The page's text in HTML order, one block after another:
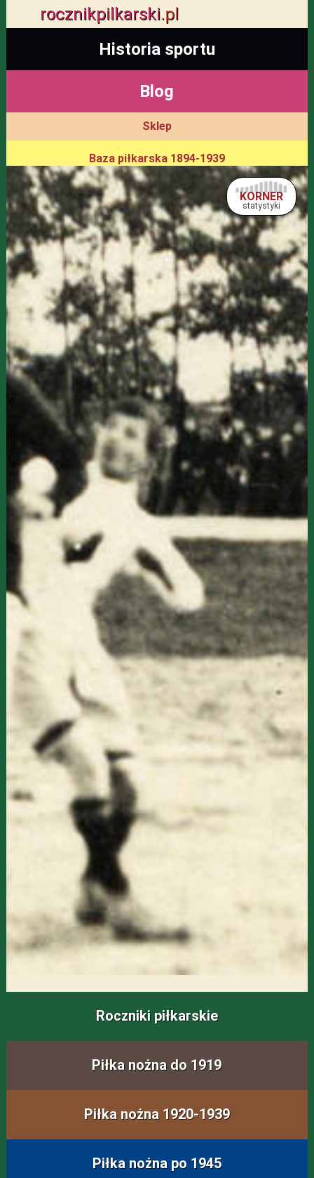
rocznikpilkarski.pl
Historia sportu
Blog
Sklep
Baza piłkarska 1894-1939
KORNER
statystyki
Roczniki piłkarskie
Piłka nożna do 1919
Piłka nożna 1920-1939
Piłka nożna po 1945